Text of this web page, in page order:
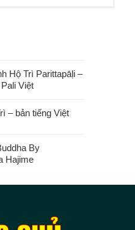
Hộ Trì Parittapāḷi –
Việt
– bản tiếng Việt
By
Hajime